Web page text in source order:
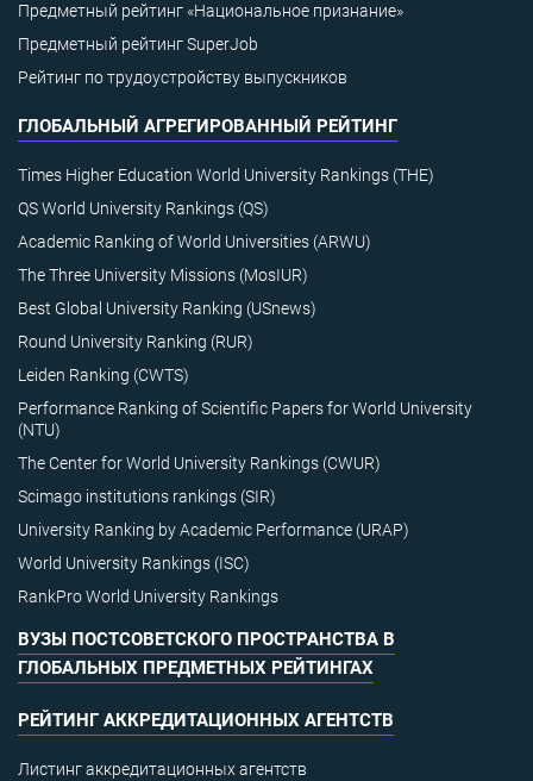
Предметный рейтинг «Национальное признание»
Предметный рейтинг SuperJob
Рейтинг по трудоустройству выпускников
ГЛОБАЛЬНЫЙ АГРЕГИРОВАННЫЙ РЕЙТИНГ
Times Higher Education World University Rankings (THE)
QS World University Rankings (QS)
Academic Ranking of World Universities (ARWU)
The Three University Missions (MosIUR)
Best Global University Ranking (USnews)
Round University Ranking (RUR)
Leiden Ranking (CWTS)
Performance Ranking of Scientific Papers for World University
(NTU)
The Center for World University Rankings (CWUR)
Scimago institutions rankings (SIR)
University Ranking by Academic Performance (URAP)
World University Rankings (ISC)
RankPro World University Rankings
ВУЗЫ ПОСТСОВЕТСКОГО ПРОСТРАНСТВА В
ГЛОБАЛЬНЫХ ПРЕДМЕТНЫХ РЕЙТИНГАХ
РЕЙТИНГ АККРЕДИТАЦИОННЫХ АГЕНТСТВ
Листинг аккредитационных агентств